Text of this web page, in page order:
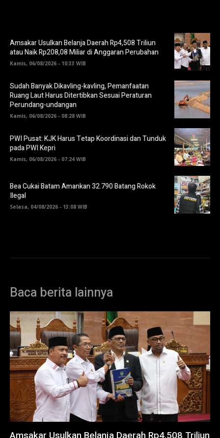
Amsakar Usulkan Belanja Daerah Rp4,508 Triliun
atau Naik Rp208,08 Miliar di Anggaran Perubahan
Kamis, 06/08/2026 - 10:33 WIB
Sudah Banyak Dikavling-kavling, Pemanfaatan
Ruang Laut Harus Ditertibkan Sesuai Peraturan
Perundang-undangan
Kamis, 06/08/2026 - 08:28 WIB
PWI Pusat: KJK Harus Tetap Koordinasi dan Tunduk
pada PWI Kepri
Kamis, 06/08/2026 - 07:24 WIB
Bea Cukai Batam Amankan 32.790 Batang Rokok
Ilegal
Selasa, 04/08/2026 - 13:08 WIB
Baca berita lainnya